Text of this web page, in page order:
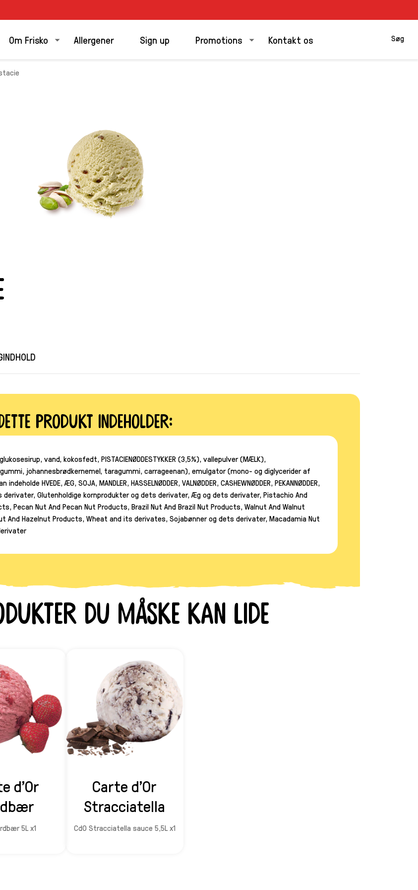
Om Frisko Allergener Sign up Promotions Kontakt os Søg
produkt indeholder:
vand, kokosfedt, PISTACIENØDDESTYKKER (3,5%), vallepulver (MÆLK),
johannesbrødkernemel, taragummi, carrageenan), emulgator (mono- og diglycerider af
HVEDE, ÆG, SOJA, MANDLER, HASSELNØDDER, VALNØDDER, CASHEWNØDDER, PEKANNØDDER,
derivater, Glutenholdige kornprodukter og dets derivater, Æg og dets derivater, Pistachio And
Pecan Nut And Pecan Nut Products, Brazil Nut And Brazil Nut Products, Walnut And Walnut
And Hazelnut Products, Wheat and its derivates, Sojabønner og dets derivater, Macadamia Nut
du måske kan lide
d'Or
5L x1
Carte d'Or
Stracciatella
CdO Stracciatella sauce 5,5L x1